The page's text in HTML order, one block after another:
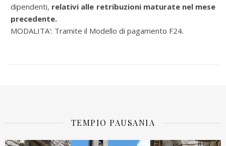
dipendenti, relativi alle retribuzioni maturate nel mese
precedente.
MODALITA': Tramite il Modello di pagamento F24.
TEMPIO PAUSANIA